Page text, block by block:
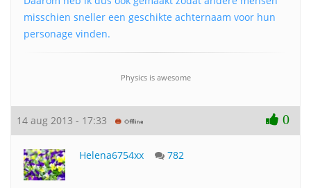
misschien sneller een geschikte achternaam voor hun
personage vinden.
Physics is awesome
14 aug 2013 - 17:33 0
Helena6754xx 782